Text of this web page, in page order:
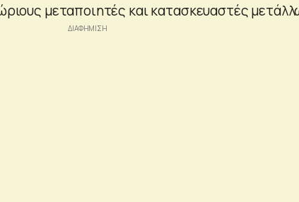
μεταποιητές και κατασκευαστές